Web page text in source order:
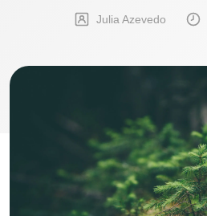
Julia Azevedo